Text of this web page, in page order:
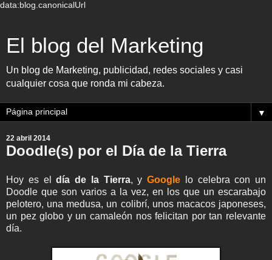
data:blog.canonicalUrl
El blog del Marketing
Un blog de Marketing, publicidad, redes sociales y casi
cualquier cosa que ronda mi cabeza.
▼
22 abril 2014
Doodle(s) por el Día de la Tierra
Hoy es eldía de la Tierra, y Google lo celebra con un
Doodle que son varios a la vez, en los que un escarabajo
pelotero, una medusa, un colibrí, unos macacos japoneses,
un pez globo y un camaleón nos felicitan por tan relevante
día.